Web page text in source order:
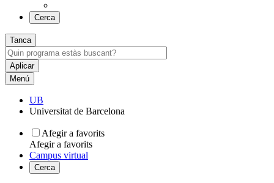
Cerca
Tanca
Menú
UB
Universitat de Barcelona
Afegir a favorits
Afegir a favorits
Campus virtual
Cerca